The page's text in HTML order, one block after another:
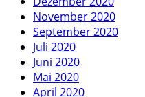
November 2020
September 2020
Juli 2020
Juni 2020
Mai 2020
April 2020